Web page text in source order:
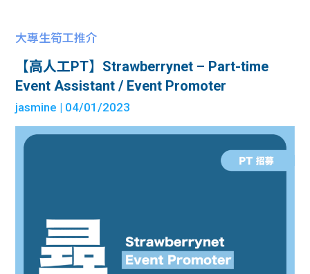
大專生筍工推介
【高人工PT】Strawberrynet – Part-time
Event Assistant / Event Promoter
jasmine | 04/01/2023